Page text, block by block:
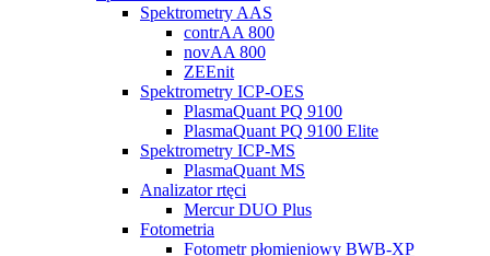
Spektrometry AAS
contrAA 800
novAA 800
ZEEnit
Spektrometry ICP-OES
PlasmaQuant PQ 9100
PlasmaQuant PQ 9100 Elite
Spektrometry ICP-MS
PlasmaQuant MS
Analizator rtęci
Mercur DUO Plus
Fotometria
Fotometr płomieniowy BWB-XP